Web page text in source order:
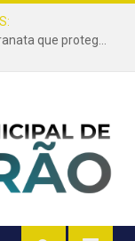
Projeto de autoria do presidente Gessé Maranata que protege as estradas vicinais de Trairão é transformado em lei